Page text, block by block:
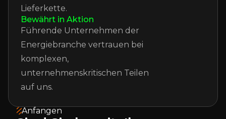
Lieferkette.
Bewährt in Aktion
Führende Unternehmen der
Energiebranche vertrauen bei
komplexen,
unternehmenskritischen Teilen
auf uns.
Anfangen